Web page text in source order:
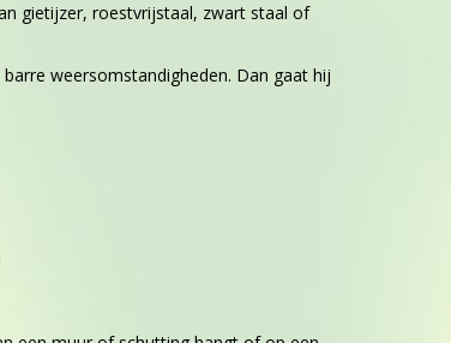
gietijzer, roestvrijstaal, zwart staal of
weersomstandigheden. Dan gaat hij